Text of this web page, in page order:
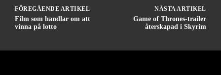
FÖREGÅENDE ARTIKEL
Film som handlar om att
vinna på lotto
NÄSTA ARTIKEL
Game of Thrones-trailer
återskapad i Skyrim